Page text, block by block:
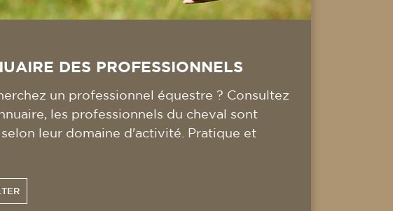
DES PROFESSIONNELS
un professionnel équestre ? Consultez
les professionnels du cheval sont
selon leur domaine d'activité. Pratique et